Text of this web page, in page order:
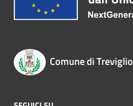
Comune di Treviglio